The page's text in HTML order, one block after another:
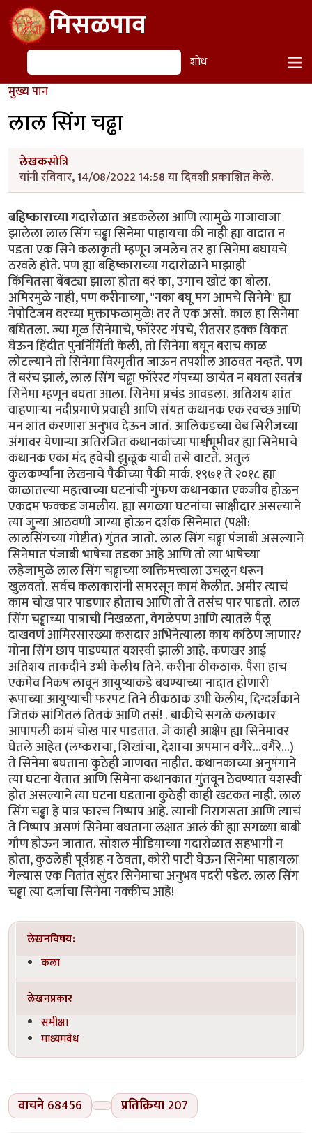
Skip to main contentमिसळपाव
शोध शोध
मुख्य पान
लाल सिंग चढ्ढा
लेखकसोत्रि
यांनी रविवार, 14/08/2022 14:58 या दिवशी प्रकाशित केले.
बहिष्काराच्यागदारोळात अडकलेला आणि त्यामुळे गाजावाजा
झालेला लाल सिंग चढ्ढा सिनेमा पाहायचा की नाही ह्या वादात न
पडता एक सिने कलाकृती म्हणून जमलेच तर हा सिनेमा बघायचे
ठरवले होते. पण ह्या बहिष्काराच्या गदारोळाने माझाही
किंचितसा बेंबट्या झाला होता बरं का, उगाच खोटं का बोला.
अमिरमुळे नाही, पण करीनाच्या, "नका बघू मग आमचे सिनेमे" ह्या
नेपोटिजम वरच्या मुक्ताफळामुळे! तर ते एक असो. काल हा सिनेमा
बघितला. ज्या मूळ सिनेमाचे, फॉरेस्ट गंपचे, रीतसर हक्क विकत
घेऊन हिंदीत पुनर्निर्मिती केली, तो सिनेमा बघून बराच काळ
लोटल्याने तो सिनेमा विस्मृतीत जाऊन तपशील आठवत नव्हते. पण
ते बरंच झालं, लाल सिंग चढ्ढा फॉरेस्ट गंपच्या छायेत न बघता स्वतंत्र
सिनेमा म्हणून बघता आला. सिनेमा प्रचंड आवडला. अतिशय शांत
वाहणाऱ्या नदीप्रमाणे प्रवाही आणि संयत कथानक एक स्वच्छ आणि
मन शांत करणारा अनुभव देऊन जातं. आलिकडच्या वेब सिरीजच्या
अंगावर येणाऱ्या अतिरंजित कथानकांच्या पार्श्वभूमीवर ह्या सिनेमाचे
कथानक एका मंद हवेची झुळूक यावी तसे वाटते. अतुल
कुलकर्ण्यांना लेखनाचे पैकीच्या पैकी मार्क. १९७१ ते २०१८ ह्या
काळातल्या महत्त्वाच्या घटनांची गुंफण कथानकात एकजीव होऊन
एकदम फक्कड जमलीय. ह्या सगळ्या घटनांचा साक्षीदार असल्याने
त्या जुन्या आठवणी जाग्या होऊन दर्शक सिनेमात (पक्षी:
लालसिंगच्या गोष्टीत) गुंतत जातो. लाल सिंग चढ्ढा पंजाबी असल्याने
सिनेमात पंजाबी भाषेचा तडका आहे आणि तो त्या भाषेच्या
लहेजामुळे लाल सिंग चढ्ढाच्या व्यक्तिमत्त्वाला उचलून धरून
खुलवतो. सर्वच कलाकारांनी समरसून कामं केलीत. अमीर त्याचं
काम चोख पार पाडणार होताच आणि तो ते तसंच पार पाडतो. लाल
सिंग चढ्ढाच्या पात्राची निखळता, वेगळेपण आणि त्यातले पैलू
दाखवणं आमिरसारख्या कसदार अभिनेत्याला काय कठिण जाणार?
मोना सिंग छाप पाडण्यात यशस्वी झाली आहे. कणखर आई
अतिशय ताकदीने उभी केलीय तिने. करीना ठीकठाक. पैसा हाच
एकमेव निकष लावून आयुष्याकडे बघण्याच्या नादात होणारी
रूपाच्या आयुष्याची फरपट तिने ठीकठाक उभी केलीय, दिग्दर्शकाने
जितकं सांगितलं तितकं आणि तसं! . बाकीचे सगळे कलाकार
आपापली कामं चोख पार पाडतात. जे काही आक्षेप ह्या सिनेमावर
घेतले आहेत (लष्कराचा, शिखांचा, देशाचा अपमान वगैरे...वगैरे...)
ते सिनेमा बघताना कुठेही जाणवत नाहीत. कथानकाच्या अनुषंगाने
त्या घटना येतात आणि सिमेना कथानकात गुंतवून ठेवण्यात यशस्वी
होत असल्याने त्या घटना घडताना कुठेही काही खटकत नाही. लाल
सिंग चढ्ढा हे पात्र फारच निष्पाप आहे. त्याची निरागसता आणि त्याचं
ते निष्पाप असणं सिनेमा बघताना लक्षात आलं की ह्या सगळ्या बाबी
गौण होऊन जातात. सोशल मीडियाच्या गदारोळात सहभागी न
होता, कुठलेही पूर्वग्रह न ठेवता, कोरी पाटी घेऊन सिनेमा पाहायला
गेल्यास एक नितांत सुंदर सिनेमाचा अनुभव पदरी पडेल. लाल सिंग
चढ्ढा त्या दर्जाचा सिनेमा नक्कीच आहे!
लेखनविषय:
कला
लेखनप्रकार
समीक्षा
माध्यमवेध
वाचने 68456 प्रतिक्रिया 207